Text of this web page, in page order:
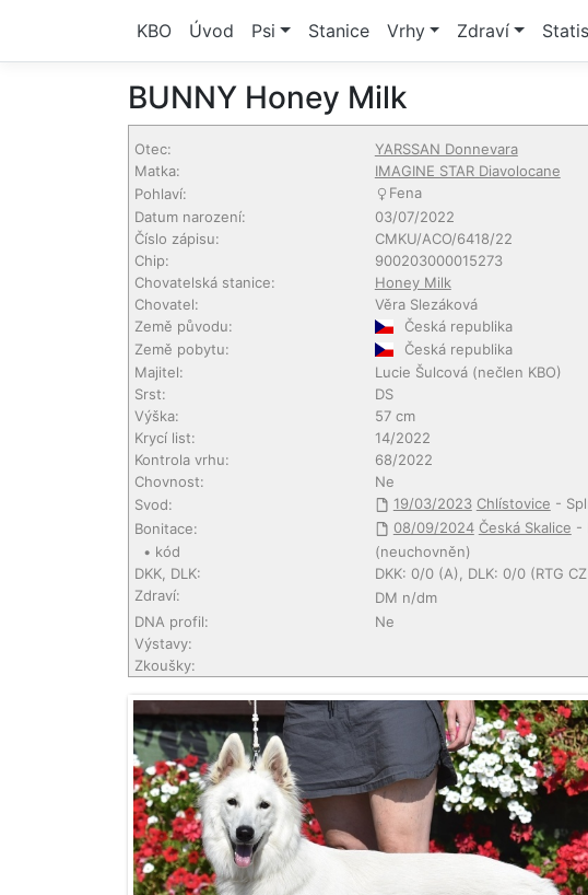
KBO Úvod Psi Stanice Vrhy Zdraví
BUNNY Honey Milk
Otec:
YARSSAN Donnevara
Matka:
IMAGINE STAR Diavolocane
Pohlaví:
Fena
Datum narození:
03/07/2022
Číslo zápisu:
CMKU/ACO/6418/22
Chip:
900203000015273
Chovatelská stanice:
Honey Milk
Chovatel:
Věra Slezáková
Země původu:
Česká republika
Země pobytu:
Česká republika
Majitel:
Lucie Šulcová(nečlen KBO)
Srst:
DS
Výška:
57 cm
Krycí list:
14/2022
Kontrola vrhu:
68/2022
Chovnost:
Ne
Svod:
19/03/2023 Chlístovice -
Bonitace:
08/09/2024 Česká Skalice -
• kód
(neuchovněn)
DKK, DLK:
DKK: 0/0 (A), DLK: 0/0 (RTG
Zdraví:
DM n/dm
DNA profil:
Ne
Výstavy:
Zkoušky: